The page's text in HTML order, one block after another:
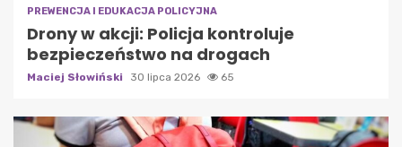
PREWENCJA I EDUKACJA POLICYJNA
Drony w akcji: Policja kontroluje
bezpieczeństwo na drogach
Maciej Słowiński 30 lipca 2026 65